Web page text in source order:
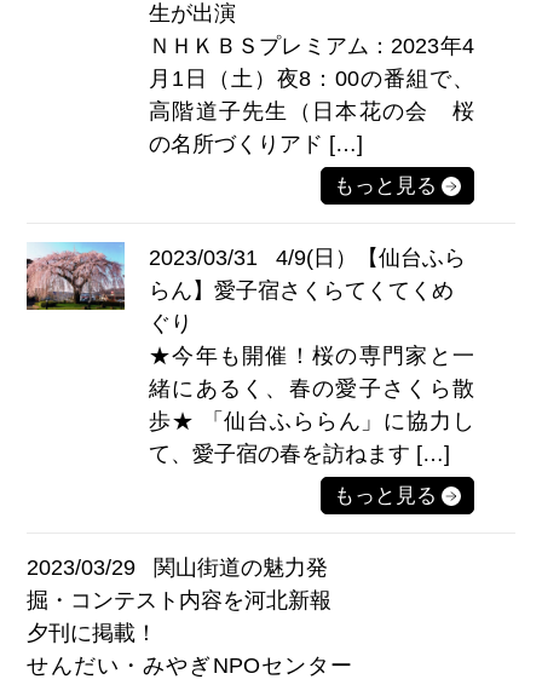
生が出演
ＮＨＫＢＳプレミアム：2023年4
月1日（土）夜8：00の番組で、
高階道子先生（日本花の会 桜
の名所づくりアド […]
もっと見る
2023/03/31
4/9(日）【仙台ふら
らん】愛子宿さくらてくてくめ
ぐり
★今年も開催！桜の専門家と一
緒にあるく、春の愛子さくら散
歩★ 「仙台ふららん」に協力し
て、愛子宿の春を訪ねます […]
もっと見る
2023/03/29
関山街道の魅力発
掘・コンテスト内容を河北新報
夕刊に掲載！
せんだい・みやぎNPOセンター